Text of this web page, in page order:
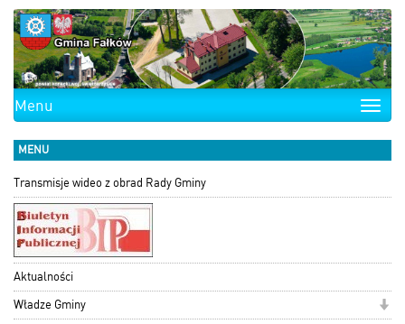
Toggle
Menu
MENU
Transmisje wideo z obrad Rady Gminy
Aktualności
Władze Gminy